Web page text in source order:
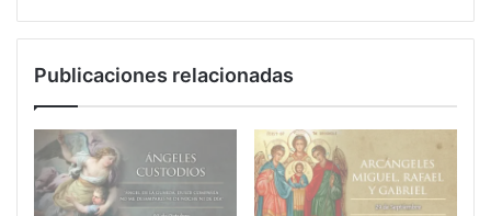
Publicaciones relacionadas